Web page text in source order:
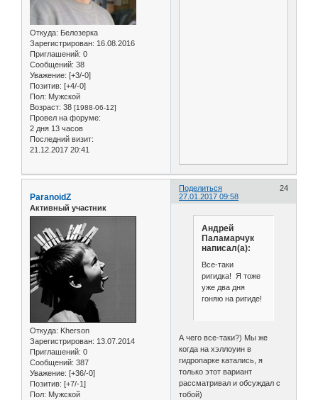
Откуда: Белозерка
Зарегистрирован: 16.08.2016
Приглашений: 0
Сообщений: 38
Уважение: [+3/-0]
Позитив: [+4/-0]
Пол: Мужской
Возраст: 38 [1988-06-12]
Провел на форуме:
2 дня 13 часов
Последний визит:
21.12.2017 20:41
Поделиться
24
27.01.2017 09:58
ParanoidZ
Активный участник
Откуда: Kherson
Зарегистрирован: 13.07.2014
Приглашений: 0
Сообщений: 387
Уважение: [+36/-0]
Позитив: [+7/-1]
Пол: Мужской
Андрей
Паламарчук
написал(а):
Все-таки
ригидка! Я тоже
уже два дня
гоняю на ригиде!
А чего все-таки?) Мы же
когда на хэллоуин в
гидропарке катались, я
только этот вариант
рассматривал и обсуждал с
тобой)